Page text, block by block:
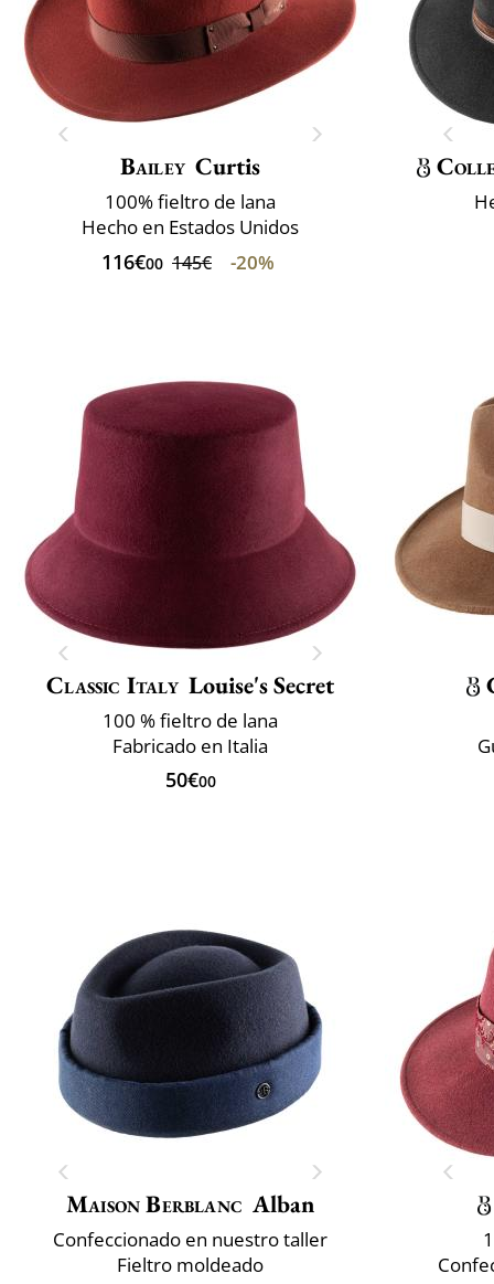
Bailey Curtis
100% fieltro de lana
Hecho en Estados Unidos
116€00 145€ -20%
Classic Italy Louise's Secret
100 % fieltro de lana
Fabricado en Italia
50€00
Maison Berblanc Alban
Confeccionado en nuestro taller
Fieltro moldeado